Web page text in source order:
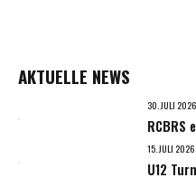
AKTUELLE NEWS
30. JULI 2026
RCBRS
15. JULI 2026
U12